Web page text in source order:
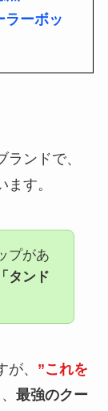
ラーボッ
ンドで、
す。
プがあ
タンド
、 ”これを
最強のクー